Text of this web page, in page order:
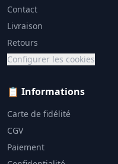
Contact
Livraison
Retours
Configurer les cookies
📋 Informations
Carte de fidélité
CGV
Paiement